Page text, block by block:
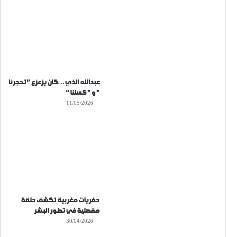
عبدالله الذي…كان يزعزع ” تحجرنا
” و ” كسلنا “
11/05/2026
حفريات مغربية تكشف حلقة
مفصلية في تطور البشر
30/04/2026